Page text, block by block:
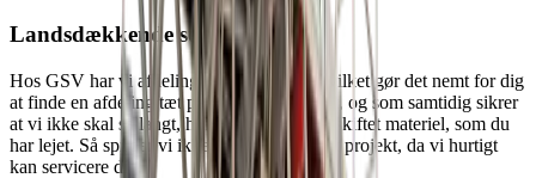
Landsdækkende service
Hos GSV har vi afdelinger i hele landet, hvilket gør det nemt for dig
at finde en afdeling tæt på dig og dit projekt, og som samtidig sikrer
at vi ikke skal så langt, hvis vi skal have udskiftet materiel, som du
har lejet. Så spilder vi ikke kostbar tid på dit projekt, da vi hurtigt
kan servicere dig.